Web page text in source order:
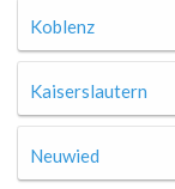
Koblenz
Kaiserslautern
Neuwied